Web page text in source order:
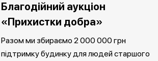
Благодійний аукціон
«Прихистки добра»
Разом ми збираємо 2 000 000 грн
підтримку будинку для людей старшого